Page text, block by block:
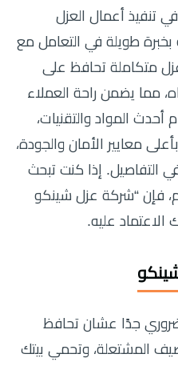
تنفيذ أعمال العزل
بخبرة طويلة في التعامل مع
متكاملة تحافظ على
مما يضمن راحة العملاء
المواد والتقنيات،
معايير الأمان والجودة،
في التفاصيل. إذا كنت تبحث
فإن “شركة عزل شينكو
عليه.
ضروري جدًا عشان تحافظ
المشتعلة، وتحمي بيتك